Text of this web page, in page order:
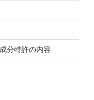
分特許の内容